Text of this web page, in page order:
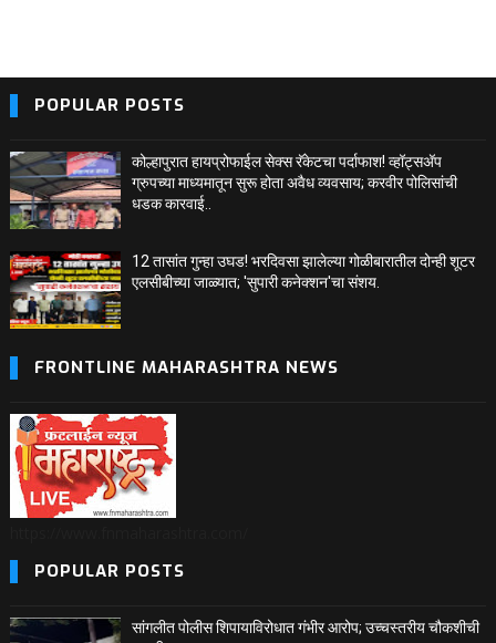
POPULAR POSTS
कोल्हापुरात हायप्रोफाईल सेक्स रॅकेटचा पर्दाफाश! व्हॉट्सअ‍ॅप
ग्रुपच्या माध्यमातून सुरू होता अवैध व्यवसाय; करवीर पोलिसांची
धडक कारवाई..
12 तासांत गुन्हा उघड! भरदिवसा झालेल्या गोळीबारातील दोन्ही शूटर
एलसीबीच्या जाळ्यात; 'सुपारी कनेक्शन'चा संशय.
FRONTLINE MAHARASHTRA NEWS
POPULAR POSTS
सांगलीत पोलीस शिपायाविरोधात गंभीर आरोप; उच्चस्तरीय चौकशीची